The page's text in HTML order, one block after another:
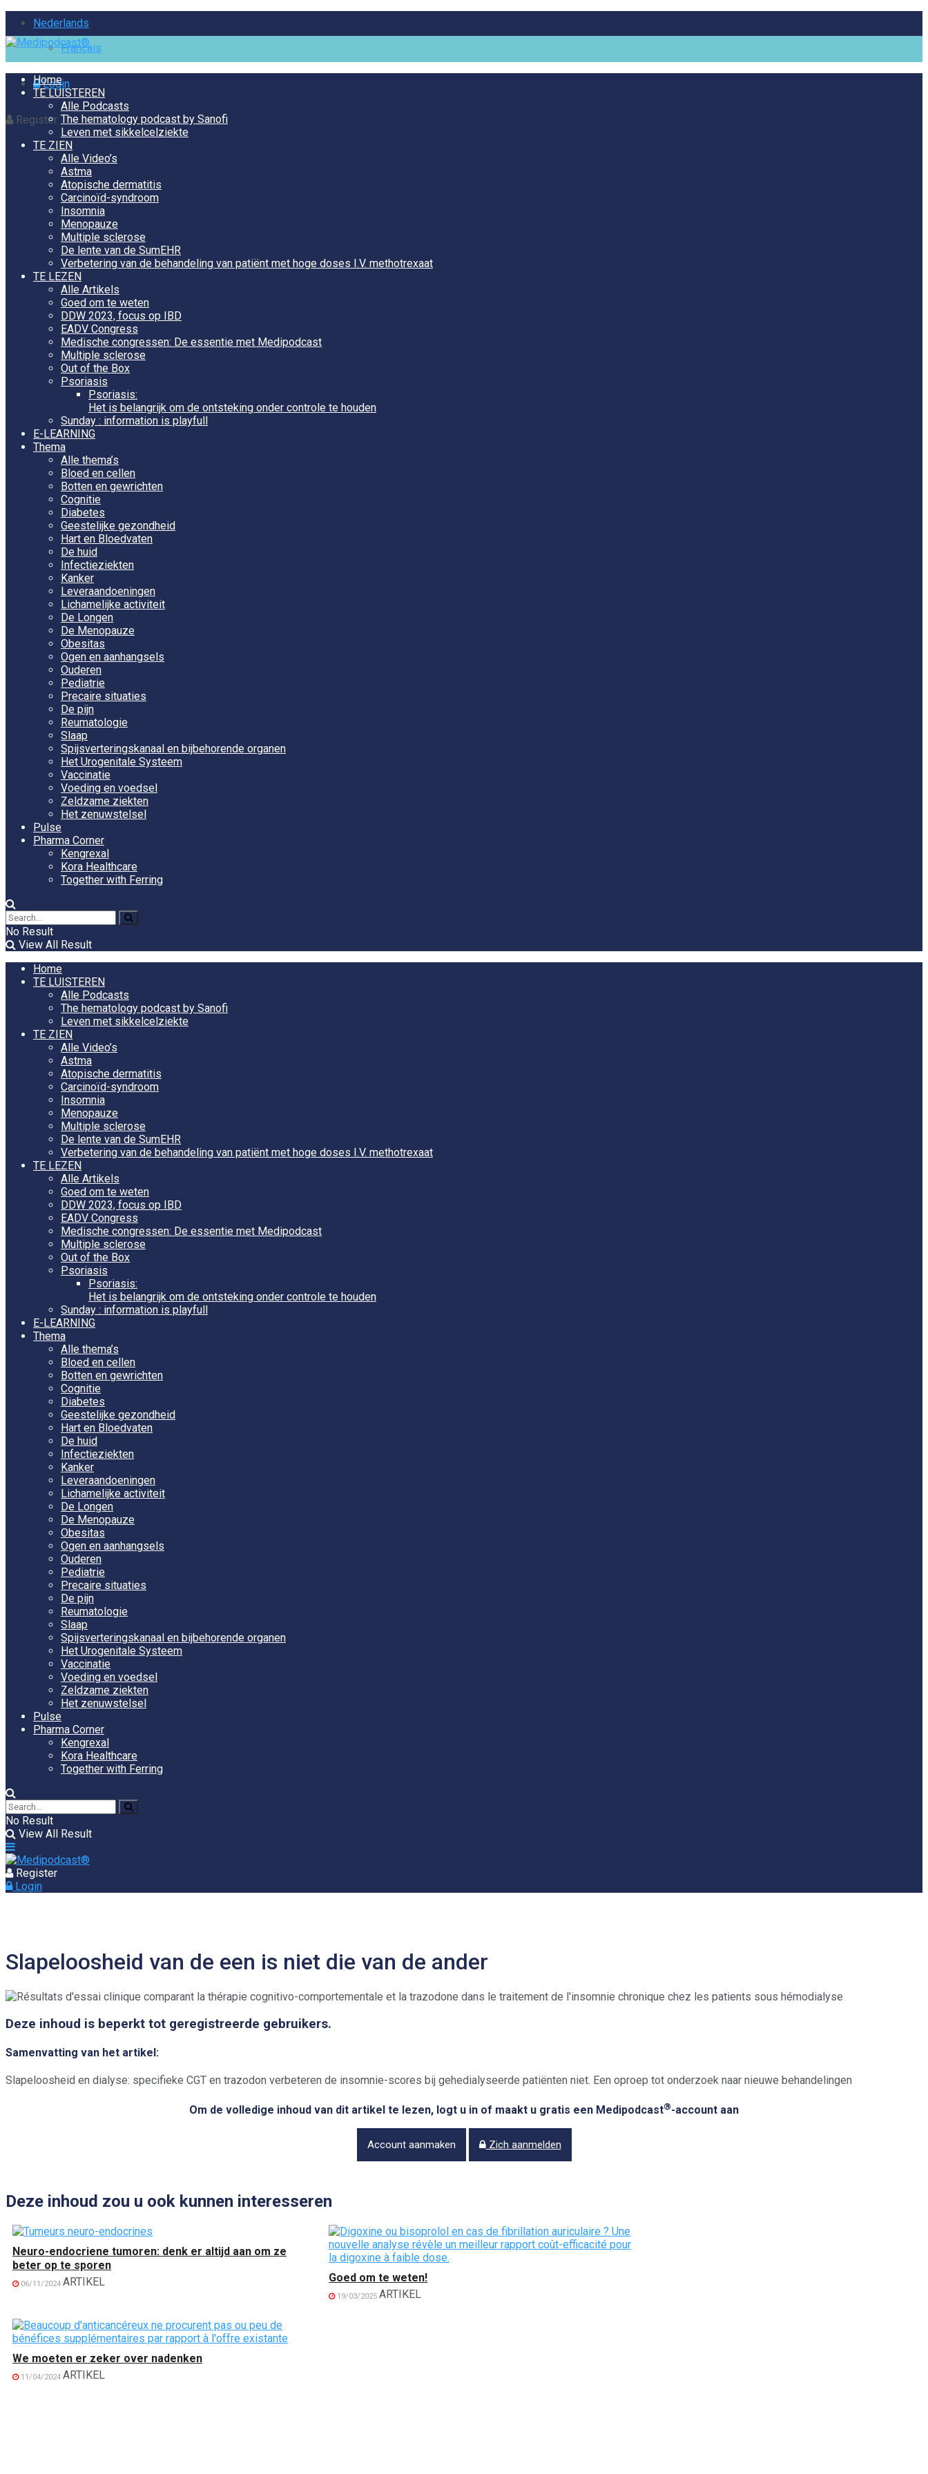
Nederlands
Français
Login
Register
Home
TE LUISTEREN
Alle Podcasts
The hematology podcast by Sanofi
Leven met sikkelcelziekte
TE ZIEN
Alle Video’s
Astma
Atopische dermatitis
Carcinoïd-syndroom
Insomnia
Menopauze
Multiple sclerose
De lente van de SumEHR
Verbetering van de behandeling van patiënt met hoge doses I.V. methotrexaat
TE LEZEN
Alle Artikels
Goed om te weten
DDW 2023, focus op IBD
EADV Congress
Medische congressen: De essentie met Medipodcast
Multiple sclerose
Out of the Box
Psoriasis
Psoriasis:
Het is belangrijk om de ontsteking onder controle te houden
Sunday : information is playfull
E-LEARNING
Thema
Alle thema’s
Bloed en cellen
Botten en gewrichten
Cognitie
Diabetes
Geestelijke gezondheid
Hart en Bloedvaten
De huid
Infectieziekten
Kanker
Leveraandoeningen
Lichamelijke activiteit
De Longen
De Menopauze
Obesitas
Ogen en aanhangsels
Ouderen
Pediatrie
Precaire situaties
De pijn
Reumatologie
Slaap
Spijsverteringskanaal en bijbehorende organen
Het Urogenitale Systeem
Vaccinatie
Voeding en voedsel
Zeldzame ziekten
Het zenuwstelsel
Pulse
Pharma Corner
Kengrexal
Kora Healthcare
Together with Ferring
No Result
View All Result
Home
TE LUISTEREN
Alle Podcasts
The hematology podcast by Sanofi
Leven met sikkelcelziekte
TE ZIEN
Alle Video’s
Astma
Atopische dermatitis
Carcinoïd-syndroom
Insomnia
Menopauze
Multiple sclerose
De lente van de SumEHR
Verbetering van de behandeling van patiënt met hoge doses I.V. methotrexaat
TE LEZEN
Alle Artikels
Goed om te weten
DDW 2023, focus op IBD
EADV Congress
Medische congressen: De essentie met Medipodcast
Multiple sclerose
Out of the Box
Psoriasis
Psoriasis:
Het is belangrijk om de ontsteking onder controle te houden
Sunday : information is playfull
E-LEARNING
Thema
Alle thema’s
Bloed en cellen
Botten en gewrichten
Cognitie
Diabetes
Geestelijke gezondheid
Hart en Bloedvaten
De huid
Infectieziekten
Kanker
Leveraandoeningen
Lichamelijke activiteit
De Longen
De Menopauze
Obesitas
Ogen en aanhangsels
Ouderen
Pediatrie
Precaire situaties
De pijn
Reumatologie
Slaap
Spijsverteringskanaal en bijbehorende organen
Het Urogenitale Systeem
Vaccinatie
Voeding en voedsel
Zeldzame ziekten
Het zenuwstelsel
Pulse
Pharma Corner
Kengrexal
Kora Healthcare
Together with Ferring
No Result
View All Result
Register
Login
Slapeloosheid van de een is niet die van de ander
Deze inhoud is beperkt tot geregistreerde gebruikers.
Samenvatting van het artikel:
Slapeloosheid en dialyse: specifieke CGT en trazodon verbeteren de insomnie-scores bij gehedialyseerde patiënten niet. Een oproep tot onderzoek naar nieuwe behandelingen
Om de volledige inhoud van dit artikel te lezen, logt u in of maakt u gratis een Medipodcast®-account aan
Account aanmaken Zich aanmelden
Deze inhoud zou u ook kunnen interesseren
Neuro-endocriene tumoren: denk er altijd aan om ze
beter op te sporen
06/11/2024 ARTIKEL Goed om te weten!
19/03/2025ARTIKEL
We moeten er zeker over nadenken
11/04/2024 ARTIKEL